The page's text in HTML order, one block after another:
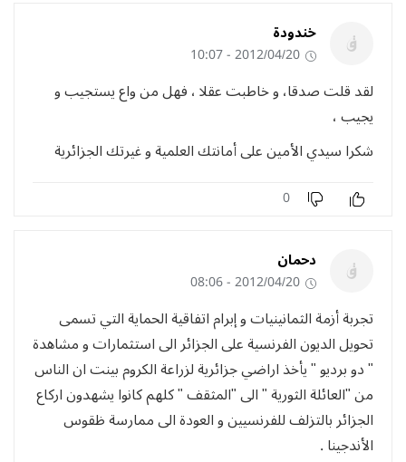
خندودة
2012/04/20 - 10:07
لقد قلت صدقا، و خاطبت عقلا ، فهل من واع يستجيب و
يجيب ،
شكرا سيدي الأمين على أمانتك العلمية و غيرتك الجزائرية
0
دحمان
2012/04/20 - 08:06
تجربة أزمة الثمانينيات و إبرام اتفاقية الحماية التي تسمى
تحويل الديون الفرنسية على الجزائر الى استثمارات و مشاهدة
" دو برديو " يأخذ اراضي جزائرية لزراعة الكروم بينت ان الناس
من "العائلة الثورية " الى "المثقف " كلهم كانوا يشهدون اركاع
الجزائر بالتزلف للفرنسيين و العودة الى ممارسة ظقوس
الأندجينا .